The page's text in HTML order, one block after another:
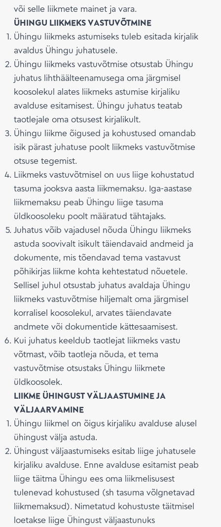
või selle liikmete mainet ja vara.
ÜHINGU LIIKMEKS VASTUVÕTMINE
Ühingu liikmeks astumiseks tuleb esitada kirjalik
avaldus Ühingu juhatusele.
Ühingu liikmeks vastuvõtmise otsustab Ühingu
juhatus lihthäälteenamusega oma järgmisel
koosolekul alates liikmeks astumise kirjaliku
avalduse esitamisest. Ühingu juhatus teatab
taotlejale oma otsusest kirjalikult.
Ühingu liikme õigused ja kohustused omandab
isik pärast juhatuse poolt liikmeks vastuvõtmise
otsuse tegemist.
Liikmeks vastuvõtmisel on uus liige kohustatud
tasuma jooksva aasta liikmemaksu. Iga-aastase
liikmemaksu peab Ühingu liige tasuma
üldkoosoleku poolt määratud tähtajaks.
Juhatus võib vajadusel nõuda Ühingu liikmeks
astuda soovivalt isikult täiendavaid andmeid ja
dokumente, mis tõendavad tema vastavust
põhikirjas liikme kohta kehtestatud nõuetele.
Sellisel juhul otsustab juhatus avaldaja Ühingu
liikmeks vastuvõtmise hiljemalt oma järgmisel
korralisel koosolekul, arvates täiendavate
andmete või dokumentide kättesaamisest.
Kui juhatus keeldub taotlejat liikmeks vastu
võtmast, võib taotleja nõuda, et tema
vastuvõtmise otsustaks Ühingu liikmete
üldkoosolek.
LIIKME ÜHINGUST VÄLJAASTUMINE JA
VÄLJAARVAMINE
Ühingu liikmel on õigus kirjaliku avalduse alusel
ühingust välja astuda.
Ühingust väljaastumiseks esitab liige juhatusele
kirjaliku avalduse. Enne avalduse esitamist peab
liige täitma Ühingu ees oma liikmelisusest
tulenevad kohustused (sh tasuma võlgnetavad
liikmemaksud). Nimetatud kohustuste täitmisel
loetakse liige Ühingust väljaastunuks